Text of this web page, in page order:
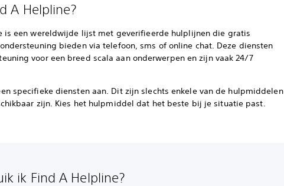
A Helpline?
is een wereldwijde lijst met geverifieerde hulplijnen die gratis
bieden via telefoon, sms of online chat. Deze diensten
voor een breed scala aan onderwerpen en zijn vaak 24/7
specifieke diensten aan. Dit zijn slechts enkele van de hulpmiddelen
zijn. Kies het hulpmiddel dat het beste bij je situatie past.
ik Find A Helpline?